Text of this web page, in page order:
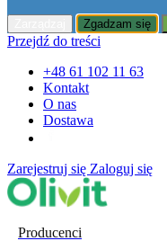
Zgadzam się
Przejdź do treści
+48 61 102 11 63
Kontakt
O nas
Dostawa
Zarejestruj się Zaloguj się
Producenci